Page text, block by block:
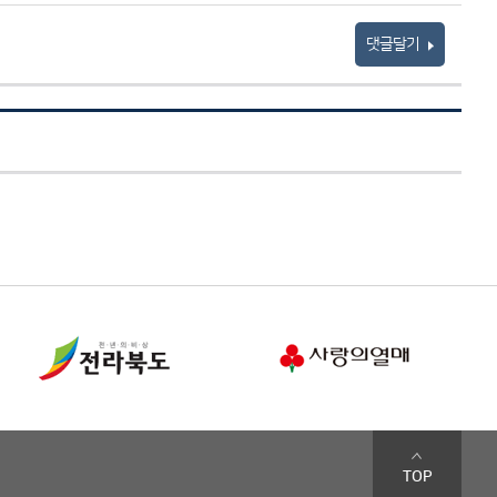
댓글달기
TOP